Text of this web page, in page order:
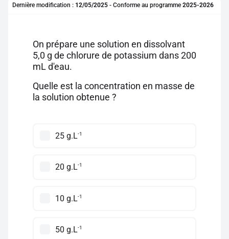
Pour profiter de 10 contenus offerts.
Dernière modification : 12/05/2025 - Conforme au programme 2025-2026
On prépare une solution en dissolvant
5,0 g de chlorure de potassium dans 200
mL d'eau.
Quelle est la concentration en masse de
la solution obtenue ?
25 g.L-1
20 g.L-1
10 g.L-1
50 g.L-1